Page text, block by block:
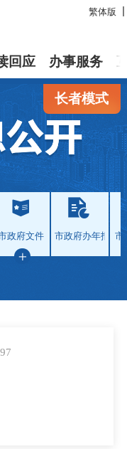
繁体版
回应 办事服务
长者模式
政府文件 市政府办年报 市